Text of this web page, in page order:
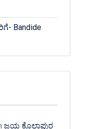
Bandide
ಜಯ ಕೊಲ್ಹಾಪುರ